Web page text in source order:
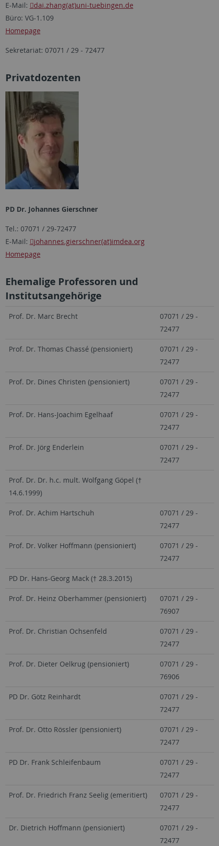
E-Mail:
dai.zhang(at)uni-tuebingen.de
Büro: VG-1.109
Homepage
Sekretariat: 07071 / 29 - 72477
Privatdozenten
PD Dr. Johannes Gierschner
Tel.: 07071 / 29-72477
E-Mail:
johannes.gierschner(at)imdea.org
Homepage
Ehemalige Professoren und
Institutsangehörige
Prof. Dr. Marc Brecht
07071 / 29 -
72477
Prof. Dr. Thomas Chassé (pensioniert)
07071 / 29 -
72477
Prof. Dr. Dines Christen (pensioniert)
07071 / 29 -
72477
Prof. Dr. Hans-Joachim Egelhaaf
07071 / 29 -
72477
Prof. Dr. Jörg Enderlein
07071 / 29 -
72477
Prof. Dr. Dr. h.c. mult. Wolfgang Göpel (†
14.6.1999)
Prof. Dr. Achim Hartschuh
07071 / 29 -
72477
Prof. Dr. Volker Hoffmann (pensioniert)
07071 / 29 -
72477
PD Dr. Hans-Georg Mack († 28.3.2015)
Prof. Dr. Heinz Oberhammer (pensioniert)
07071 / 29 -
76907
Prof. Dr. Christian Ochsenfeld
07071 / 29 -
72477
Prof. Dr. Dieter Oelkrug (pensioniert)
07071 / 29 -
76906
PD Dr. Götz Reinhardt
07071 / 29 -
72477
Prof. Dr. Otto Rössler (pensioniert)
07071 / 29 -
72477
PD Dr. Frank Schleifenbaum
07071 / 29 -
72477
Prof. Dr. Friedrich Franz Seelig (emeritiert)
07071 / 29 -
72477
Dr. Dietrich Hoffmann (pensioniert)
07071 / 29 -
72477